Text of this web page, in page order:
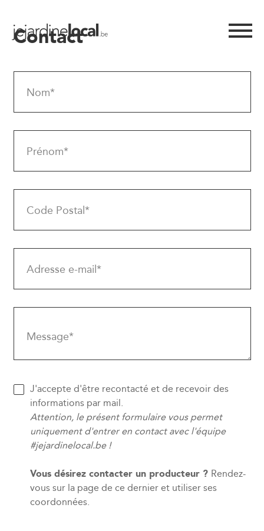
Contact
Nom*
Prénom*
Code Postal*
Adresse e-mail*
Message*
J'accepte d'être recontacté et de recevoir des
informations par mail.
Attention, le présent formulaire vous permet
uniquement d'entrer en contact avec l'équipe
#jejardinelocal.be !
Vous désirez contacter un producteur ? Rendez-
vous sur la page de ce dernier et utiliser ses
coordonnées.